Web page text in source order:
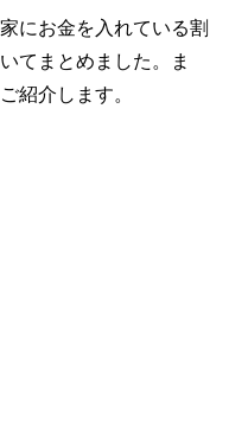
にお金を入れている割
てまとめました。ま
紹介します。